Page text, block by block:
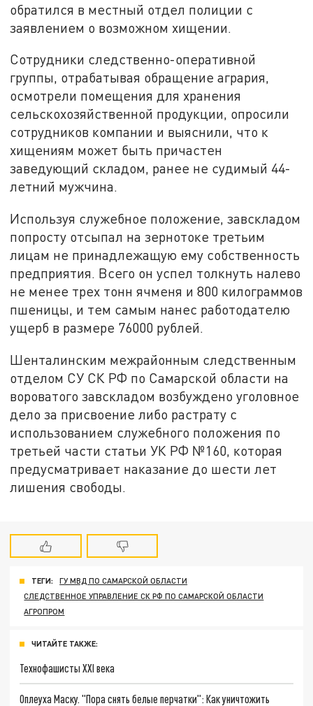
обратился в местный отдел полиции с
заявлением о возможном хищении.
Сотрудники следственно-оперативной
группы, отрабатывая обращение агрария,
осмотрели помещения для хранения
сельскохозяйственной продукции, опросили
сотрудников компании и выяснили, что к
хищениям может быть причастен
заведующий складом, ранее не судимый 44-
летний мужчина.
Используя служебное положение, завскладом
попросту отсыпал на зернотоке третьим
лицам не принадлежащую ему собственность
предприятия. Всего он успел толкнуть налево
не менее трех тонн ячменя и 800 килограммов
пшеницы, и тем самым нанес работодателю
ущерб в размере 76000 рублей.
Шенталинским межрайонным следственным
отделом СУ СК РФ по Самарской области на
вороватого завскладом возбуждено уголовное
дело за присвоение либо растрату с
использованием служебного положения по
третьей части статьи УК РФ №160, которая
предусматривает наказание до шести лет
лишения свободы.
ТЕГИ:
ГУ МВД ПО САМАРСКОЙ ОБЛАСТИ
СЛЕДСТВЕННОЕ УПРАВЛЕНИЕ СК РФ ПО САМАРСКОЙ ОБЛАСТИ
АГРОПРОМ
ЧИТАЙТЕ ТАКЖЕ:
Технофашисты XXI века
Оплеуха Маску. "Пора снять белые перчатки": Как уничтожить